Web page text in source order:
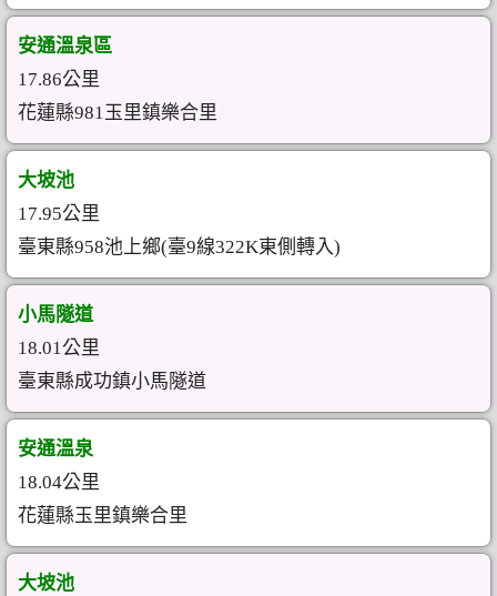
安通溫泉區
17.86公里
花蓮縣981玉里鎮樂合里
大坡池
17.95公里
臺東縣958池上鄉(臺9線322K東側轉入)
小馬隧道
18.01公里
臺東縣成功鎮小馬隧道
安通溫泉
18.04公里
花蓮縣玉里鎮樂合里
大坡池